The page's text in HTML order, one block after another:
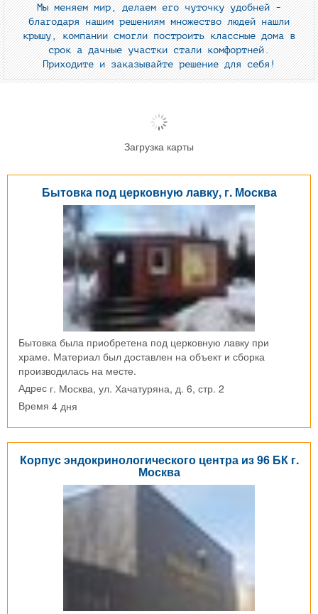
Мы меняем мир, делаем его чуточку удобней -
благодаря нашим решениям множество людей нашли
крышу, компании смогли построить классные дома в
срок а дачные участки стали комфортней.
Приходите и заказывайте решение для себя!
Загрузка карты
Бытовка под церковную лавку, г. Москва
Бытовка была приобретена под церковную лавку при
храме. Материал был доставлен на объект и сборка
производилась на месте.
Адрес г. Москва, ул. Хачатуряна, д. 6, стр. 2
Время 4 дня
Корпус эндокринологического центра из 96 БК г.
Москва